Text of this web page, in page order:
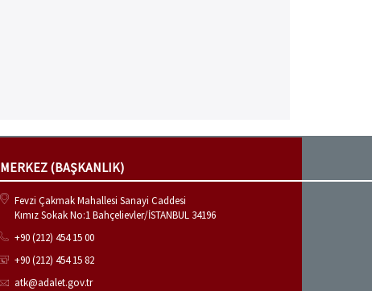
MERKEZ (BAŞKANLIK)
Fevzi Çakmak Mahallesi Sanayi Caddesi
Kımız Sokak No:1 Bahçelievler/İSTANBUL 34196
+90 (212) 454 15 00
+90 (212) 454 15 82
atk@adalet.gov.tr